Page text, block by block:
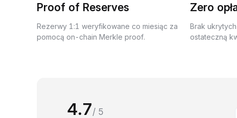
Proof of Reserves
Rezerwy 1:1 weryfikowane co miesiąc za
pomocą on-chain Merkle proof.
Zero
Brak
ostateczną
4.7/ 5